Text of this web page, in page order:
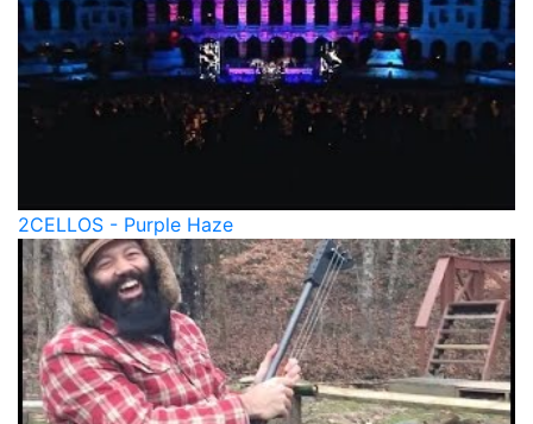
2CELLOS - Purple Haze